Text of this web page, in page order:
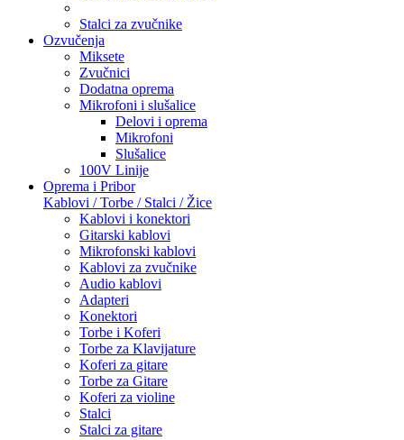
Stalci za zvučnike
Ozvučenja
Miksete
Zvučnici
Dodatna oprema
Mikrofoni i slušalice
Delovi i oprema
Mikrofoni
Slušalice
100V Linije
Oprema i Pribor
Kablovi / Torbe / Stalci / Žice
Kablovi i konektori
Gitarski kablovi
Mikrofonski kablovi
Kablovi za zvučnike
Audio kablovi
Adapteri
Konektori
Torbe i Koferi
Torbe za Klavijature
Koferi za gitare
Torbe za Gitare
Koferi za violine
Stalci
Stalci za gitare